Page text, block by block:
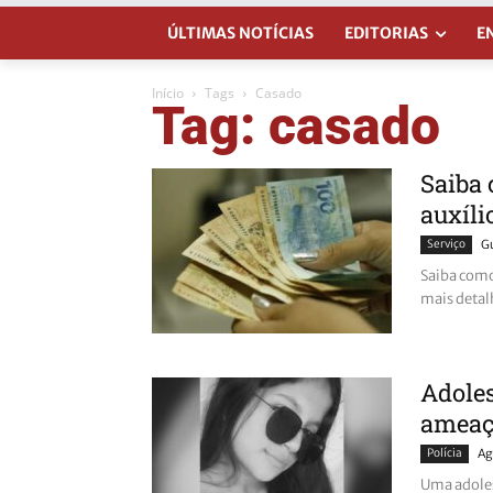
ÚLTIMAS NOTÍCIAS EDITORIAS
Início Tags Casado
Tag: casado
Saiba
auxílio
Serviço
Saiba
mais
Polícia
Uma